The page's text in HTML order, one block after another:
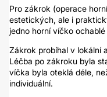
Pro zákrok (operace
estetických, ale i
jedno horní víčko
Zákrok probíhal v lokální
Léčba po zákroku byla
víčka byla oteklá déle,
individuální.